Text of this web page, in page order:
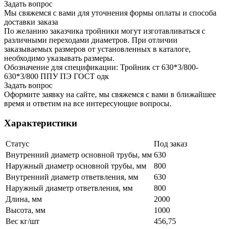
Задать вопрос
Мы свяжемся с вами для уточнения формы оплаты и способа
доставки заказа
По желанию заказчика тройники могут изготавливаться с
различными переходами диаметров. При отличии
заказываемых размеров от установленных в каталоге,
необходимо указывать размеры.
Обозначение для спецификации: Тройник ст 630*3/800-
630*3/800 ППУ ПЭ ГОСТ одк
Задать вопрос
Оформите заявку на сайте, мы свяжемся с вами в ближайшее
время и ответим на все интересующие вопросы.
Характеристики
Статус
Под заказ
Внутренний диаметр основной трубы, мм 630
Наружный диаметр основной трубы, мм
800
Внутренний диаметр ответвления, мм
630
Наружный диаметр ответвления, мм
800
Длина, мм
2000
Высота, мм
1000
Вес кг/шт
456,75